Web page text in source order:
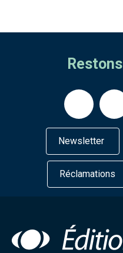
Newsletter
Réclamations